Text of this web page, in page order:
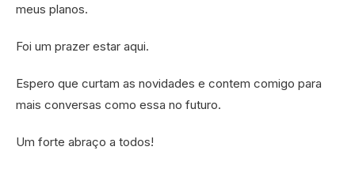
meus planos.
Foi um prazer estar aqui.
Espero que curtam as novidades e contem comigo para
mais conversas como essa no futuro.
Um forte abraço a todos!